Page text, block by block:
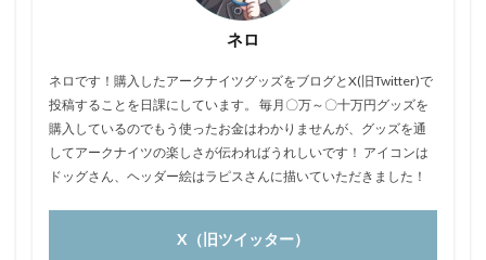
ネロ
ネロです！購入したアークナイツグッズをブログとX(旧Twitter)で
投稿することを日課にしています。 毎月〇万～〇十万円グッズを
購入しているのでもう使ったお金はわかりませんが、グッズを通
してアークナイツの楽しさが伝わればうれしいです！ アイコンは
ドッグさん、ヘッダー絵はラピスさんに描いていただきました！
X（旧ツイッター）